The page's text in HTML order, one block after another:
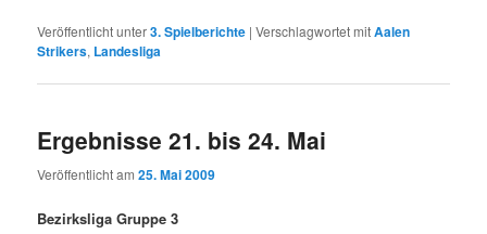
Veröffentlicht unter3. Spielberichte |Verschlagwortet mitAalen
Strikers, Landesliga
Ergebnisse 21. bis 24. Mai
Veröffentlicht am25. Mai 2009
Bezirksliga Gruppe 3